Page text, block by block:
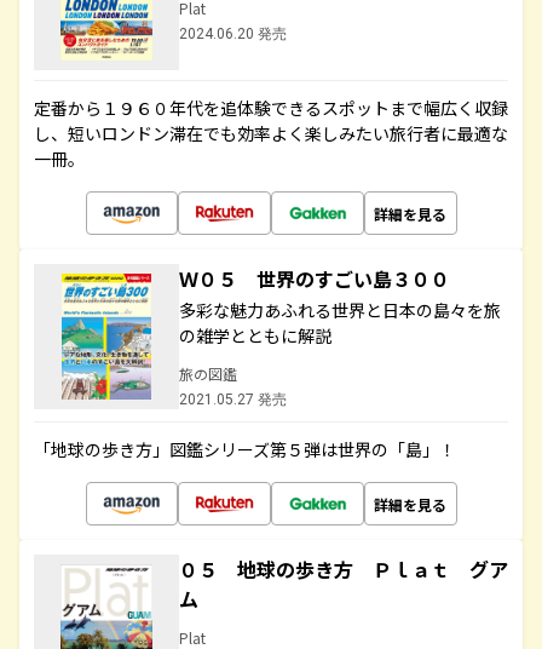
Plat
2024.06.20 発売
定番から１９６０年代を追体験できるスポットまで幅広く収録
し、短いロンドン滞在でも効率よく楽しみたい旅行者に最適な
一冊。
詳細を見る
Ｗ０５ 世界のすごい島３００
多彩な魅力あふれる世界と日本の島々を旅
の雑学とともに解説
旅の図鑑
2021.05.27 発売
「地球の歩き方」図鑑シリーズ第５弾は世界の「島」！
詳細を見る
０５ 地球の歩き方 Ｐｌａｔ グア
ム
Plat